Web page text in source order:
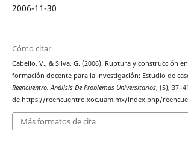
2006-11-30
Cómo citar
Cabello, V., & Silva, G. (2006). Ruptura y construcción
formación docente para la investigación: Estudio de
Reencuentro. Análisis De Problemas Universitarios, (5),
de https://reencuentro.xoc.uam.mx/index.php/
Más formatos de cita